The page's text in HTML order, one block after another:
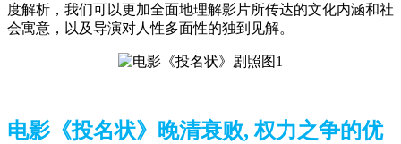
度解析，我们可以更加全面地理解影片所传达的文化内涵和社
会寓意，以及导演对人性多面性的独到见解。
电影《投名状》晚清衰败, 权力之争的优